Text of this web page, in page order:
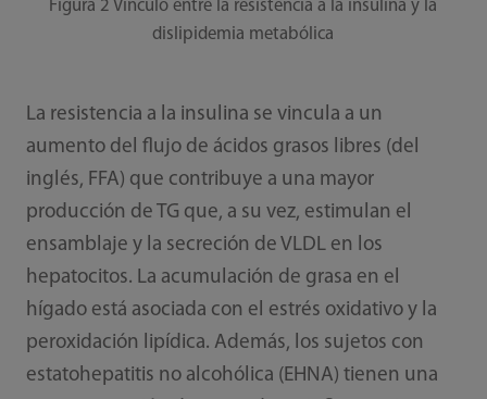
Figura 2 Vínculo entre la resistencia a la insulina y la
dislipidemia metabólica
La resistencia a la insulina se vincula a un
aumento del flujo de ácidos grasos libres (del
inglés, FFA) que contribuye a una mayor
producción de TG que, a su vez, estimulan el
ensamblaje y la secreción de VLDL en los
hepatocitos. La acumulación de grasa en el
hígado está asociada con el estrés oxidativo y la
peroxidación lipídica. Además, los sujetos con
estatohepatitis no alcohólica (EHNA) tienen una